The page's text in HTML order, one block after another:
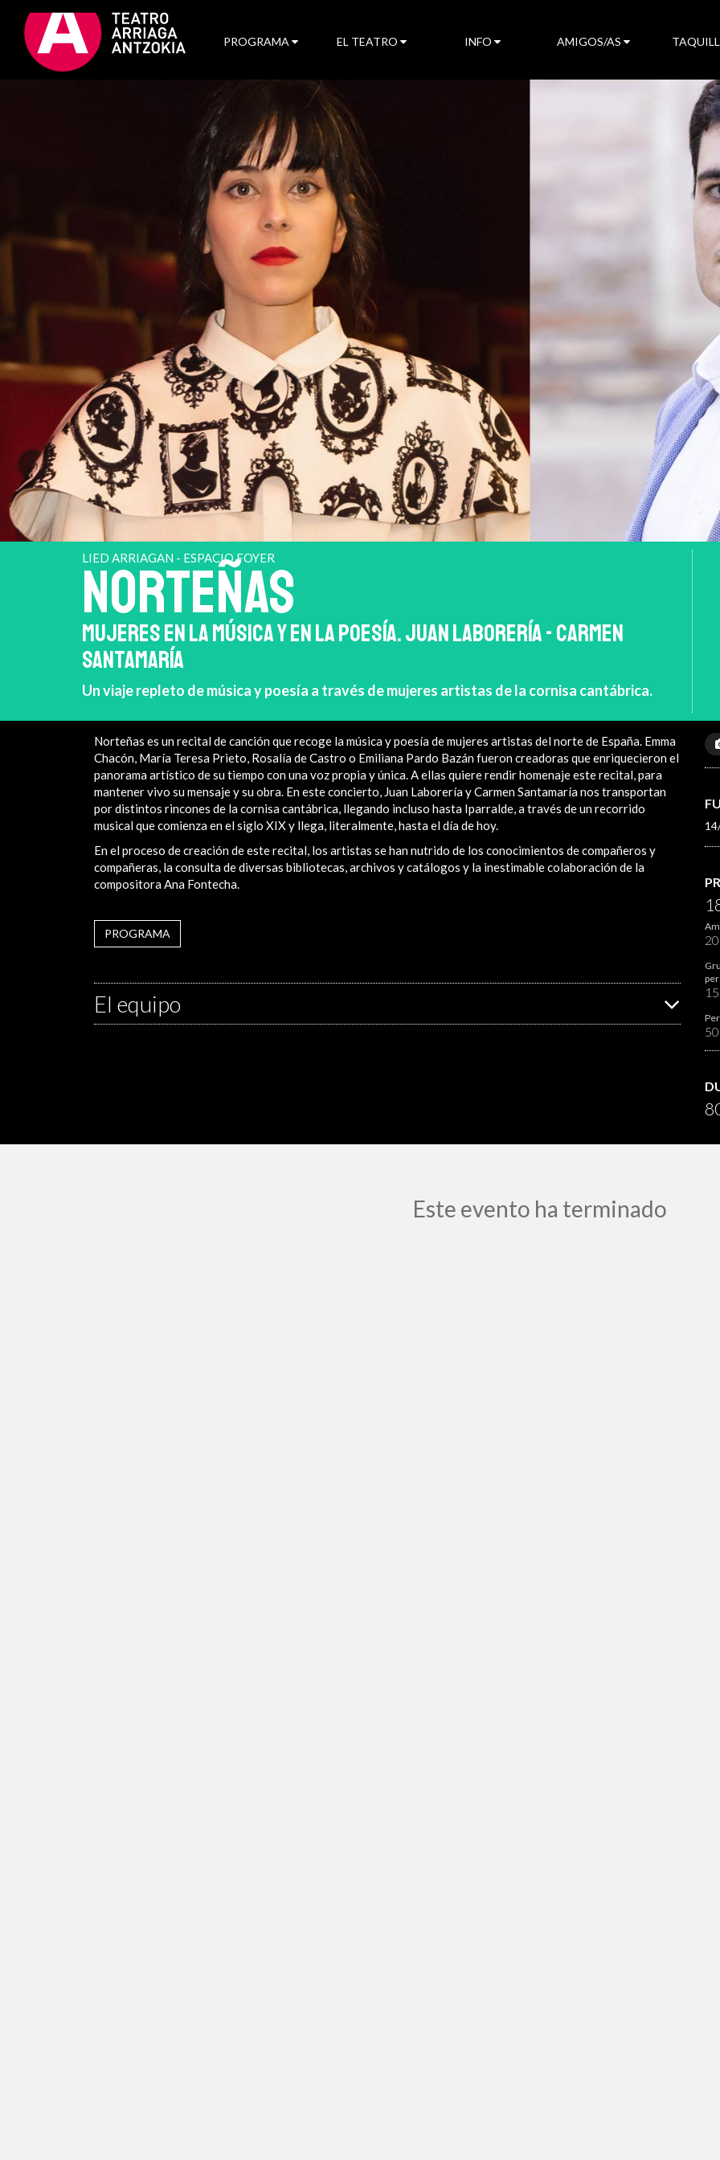
PROGRAMA EL TEATRO INFO AMIGOS/AS
LIED ARRIAGAN - ESPACIO FOYER
NORTEÑAS
MUJERES EN LA MÚSICA Y EN LA POESÍA. JUAN LABORERÍA - CARMEN
SANTAMARÍA
Un viaje repleto de música y poesía a través de mujeres artistas de la cornisa cantábrica.
Norteñas es un recital de canción que recoge la música y poesía de mujeres artistas del norte de España. Emma
Chacón, María Teresa Prieto, Rosalía de Castro o Emiliana Pardo Bazán fueron creadoras que enriquecieron el
panorama artístico de su tiempo con una voz propia y única. A ellas quiere rendir homenaje este recital, para
mantener vivo su mensaje y su obra. En este concierto, Juan Laborería y Carmen Santamaría nos transportan
por distintos rincones de la cornisa cantábrica, llegando incluso hasta Iparralde, a través de un recorrido
musical que comienza en el siglo XIX y llega, literalmente, hasta el día de hoy.
En el proceso de creación de este recital, los artistas se han nutrido de los conocimientos de compañeros y
compañeras, la consulta de diversas bibliotecas, archivos y catálogos y la inestimable colaboración de la
compositora Ana Fontecha.
PROGRAMA
El equipo
Este evento ha terminado